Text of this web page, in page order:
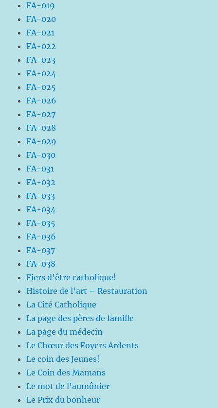
FA-019
FA-020
FA-021
FA-022
FA-023
FA-024
FA-025
FA-026
FA-027
FA-028
FA-029
FA-030
FA-031
FA-032
FA-033
FA-034
FA-035
FA-036
FA-037
FA-038
Fiers d'être catholique!
Histoire de l'art – Restauration
La Cité Catholique
La page des pères de famille
La page du médecin
Le Chœur des Foyers Ardents
Le coin des Jeunes!
Le Coin des Mamans
Le mot de l’aumônier
Le Prix du bonheur